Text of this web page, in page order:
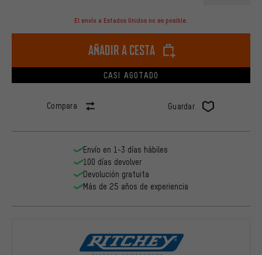
El envío a Estados Unidos no es posible.
Añadir a cesta
CASI AGOTADO
Compara Guardar
Envío en 1-3 días hábiles
100 días devolver
Devolución gratuita
Más de 25 años de experiencia